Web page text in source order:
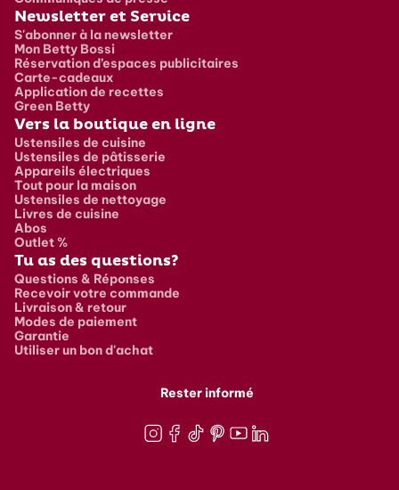
Newsletter et Service
S'abonner à la newsletter
Mon Betty Bossi
Réservation d’espaces publicitaires
Carte-cadeaux
Application de recettes
Green Betty
Vers la boutique en ligne
Ustensiles de cuisine
Ustensiles de pâtisserie
Appareils électriques
Tout pour la maison
Ustensiles de nettoyage
Livres de cuisine
Abos
Outlet %
Tu as des questions?
Questions & Réponses
Recevoir votre commande
Livraison & retour
Modes de paiement
Garantie
Utiliser un bon d'achat
Rester informé